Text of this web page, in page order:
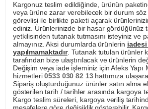
Kargonuz teslim edildiğinde, ürünün
veya ürüne zarar verebilecek bir durum
görevlisi ile birlikte paketi açarak
ediniz. Ürünlerinizde bir hasar gördüğünüz
yetkilisinden tutanak tutmasını isteyiniz ve
almayınız. Aksi durumlarda ürünlerin
yapılmamaktadır. Tutanak tutulan ürünler
tarafından bize ulaştırılacak ve ürünlerin
Değişim veya iade işleminiz için Afeks Yapı
hizmetleri0533 030 82 13hattımıza
Sipariş oluşturduğunuz ürünler satın alma
gösterilen tarih / tarihler arasında kargoya
Kargo teslim süreleri, kargoya veriliş